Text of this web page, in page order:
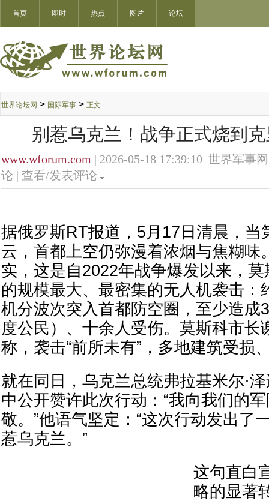
首页 即时 热点 图片 论坛
世界论坛网 > 国际军事 > 正文
别惹乌克兰！战争正式烧到
www.wforum.com | 2026-05-18 17:39:10 世界军事
论 | 查看/发表评论
据俄罗斯RT报道，5月17日清晨，当
云，首都上空仍弥漫着浓烟与焦糊味
实，这是自2022年战争爆发以来，
的规模最大、最密集的无人机袭击：
机分波次突入首都防空圈，至少造成
度公民）、十余人受伤。莫斯科市长
称，袭击“前所未有”，多地建筑受损
就在同日，乌克兰总统弗拉基米尔·
中公开赞许此次行动：“我向我们的
敬。”他语气坚定：“这次行动发出了
惹乌克兰。”
这句直白
略的显著